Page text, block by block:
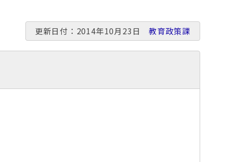
更新日付：2014年10月23日教育政策課